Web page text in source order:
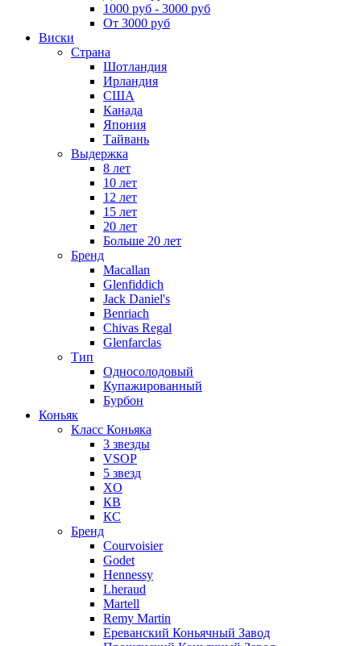
1000 руб - 3000 руб
От 3000 руб
Виски
Страна
Шотландия
Ирландия
США
Канада
Япония
Тайвань
Выдержка
8 лет
10 лет
12 лет
15 лет
20 лет
Больше 20 лет
Бренд
Macallan
Glenfiddich
Jack Daniel's
Benriach
Chivas Regal
Glenfarclas
Тип
Односолодовый
Купажированный
Бурбон
Коньяк
Класс Коньяка
3 звезды
VSOP
5 звезд
XO
КВ
КС
Бренд
Courvoisier
Godet
Hennessy
Lheraud
Martell
Remy Martin
Ереванский Коньячный Завод